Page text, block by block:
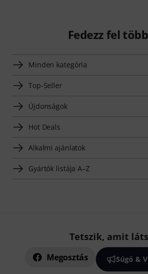
Fedezz fel
Minden kategória
Top-Seller
Újdonságok
Hot Deals
Alkalmi ajánlatok
Gyártók listája A–Z
Tetszik, amit
Megosztás Súgó &